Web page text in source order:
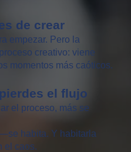
de crear
empezar. Pero la
creativo: viene
momentos más caóticos.
el flujo
el proceso, más se
habita. Y habitarla
el caos.